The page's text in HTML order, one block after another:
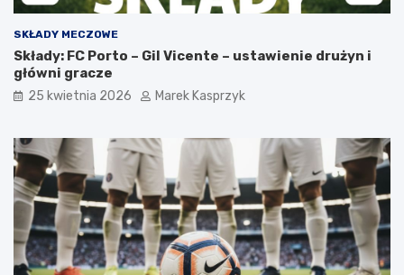
SKŁADY MECZOWE
Składy: FC Porto – Gil Vicente – ustawienie drużyn i
główni gracze
25 kwietnia 2026 Marek Kasprzyk